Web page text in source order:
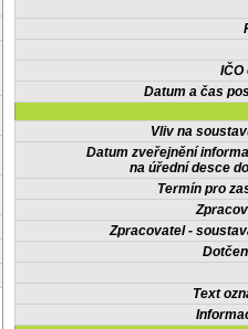
IČO
Datum a čas
Vliv na
Datum zveřejnění
na úřední desce
Termín pro
Zpracovatel -
Text